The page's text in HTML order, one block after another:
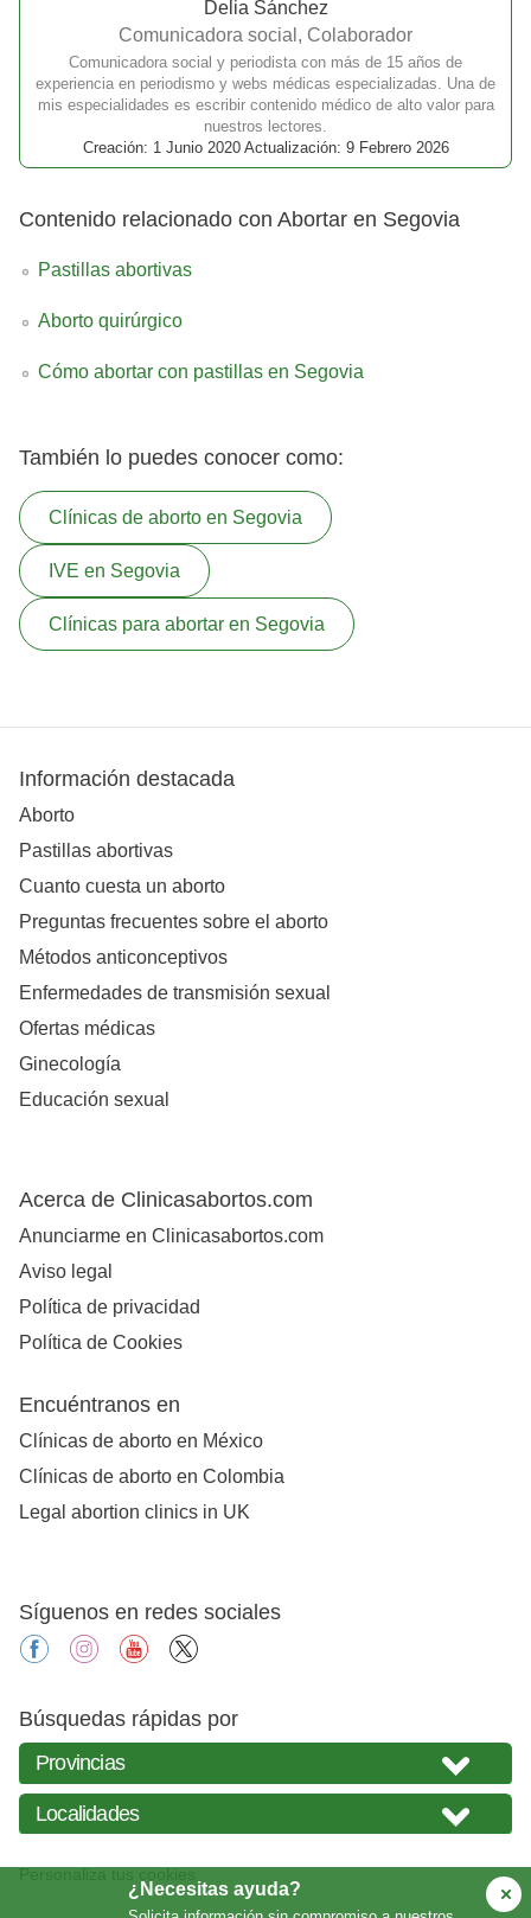
Delia Sánchez
Comunicadora social, Colaborador
Comunicadora social y periodista con más de 15 años de
experiencia en periodismo y webs médicas especializadas. Una de
mis especialidades es escribir contenido médico de alto valor para
nuestros lectores.
Creación: 1 Junio 2020 Actualización: 9 Febrero 2026
Contenido relacionado con Abortar en Segovia
Pastillas abortivas
Aborto quirúrgico
Cómo abortar con pastillas en Segovia
También lo puedes conocer como:
Clínicas de aborto en Segovia
IVE en Segovia
Clínicas para abortar en Segovia
¿Necesitas ayuda?
Información destacada
Aborto
Pastillas abortivas
Cuanto cuesta un aborto
Preguntas frecuentes sobre el aborto
Métodos anticonceptivos
Enfermedades de transmisión sexual
Ofertas médicas
Ginecología
Educación sexual
Acerca de Clinicasabortos.com
Anunciarme en Clinicasabortos.com
Aviso legal
Política de privacidad
Política de Cookies
Encuéntranos en
Clínicas de aborto en México
Clínicas de aborto en Colombia
Legal abortion clinics in UK
Síguenos en redes sociales
facebookinstagramyoutube
Búsquedas rápidas por